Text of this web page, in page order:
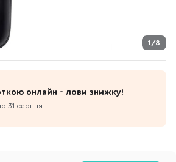
1/8
онлайн - лови знижку!
31 серпня